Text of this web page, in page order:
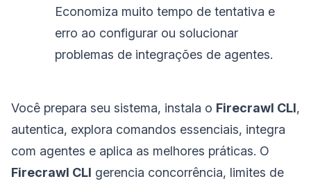
Economiza muito tempo de tentativa e
erro ao configurar ou solucionar
problemas de integrações de agentes.
Você prepara seu sistema, instala o Firecrawl CLI,
autentica, explora comandos essenciais, integra
com agentes e aplica as melhores práticas. O
Firecrawl CLI gerencia concorrência, limites de